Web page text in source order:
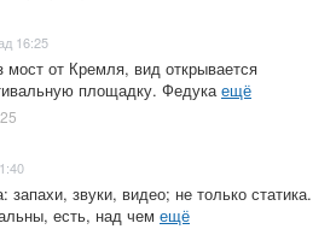
16:25
от Кремля, вид открывается
площадку. Федука ещё
запахи, звуки, видео; не только статика.
есть, над чем ещё